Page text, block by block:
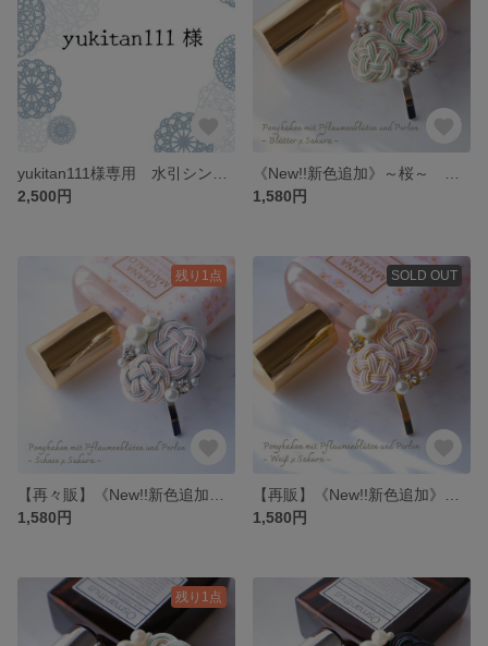
2,500円
1,580円
残り1点
1,580円
SOLD OUT
1,580円
残り1点